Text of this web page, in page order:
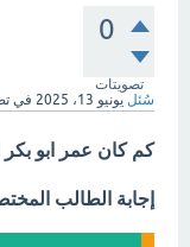
0
تصويتات
سُئل يونيو 13، 2025 في
كم كان عمر ابو بكر
إجابة الطالب